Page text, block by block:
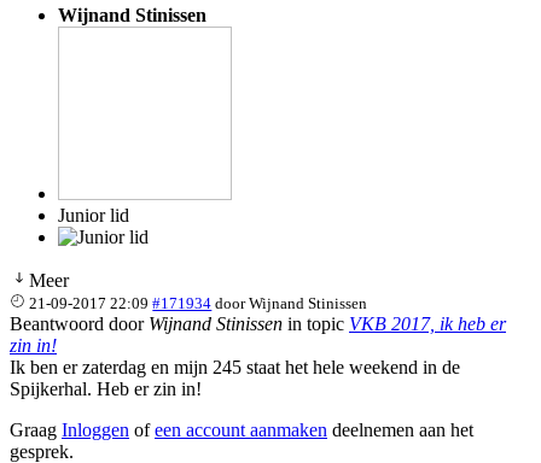
Wijnand Stinissen
Junior lid
Meer
21-09-2017 22:09 #171934 doorWijnand Stinissen
Beantwoord door Wijnand Stinissen in topic VKB 2017, ik heb er
zin in!
Ik ben er zaterdag en mijn 245 staat het hele weekend in de
Spijkerhal. Heb er zin in!
Graag Inloggen ofeen account aanmaken deelnemen aan het
gesprek.